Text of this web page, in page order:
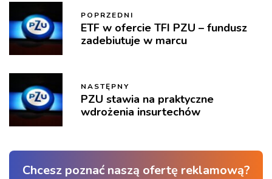
POPRZEDNI
ETF w ofercie TFI PZU – fundusz
zadebiutuje w marcu
NASTĘPNY
PZU stawia na praktyczne
wdrożenia insurtechów
Chcesz poznać naszą ofertę reklamową?